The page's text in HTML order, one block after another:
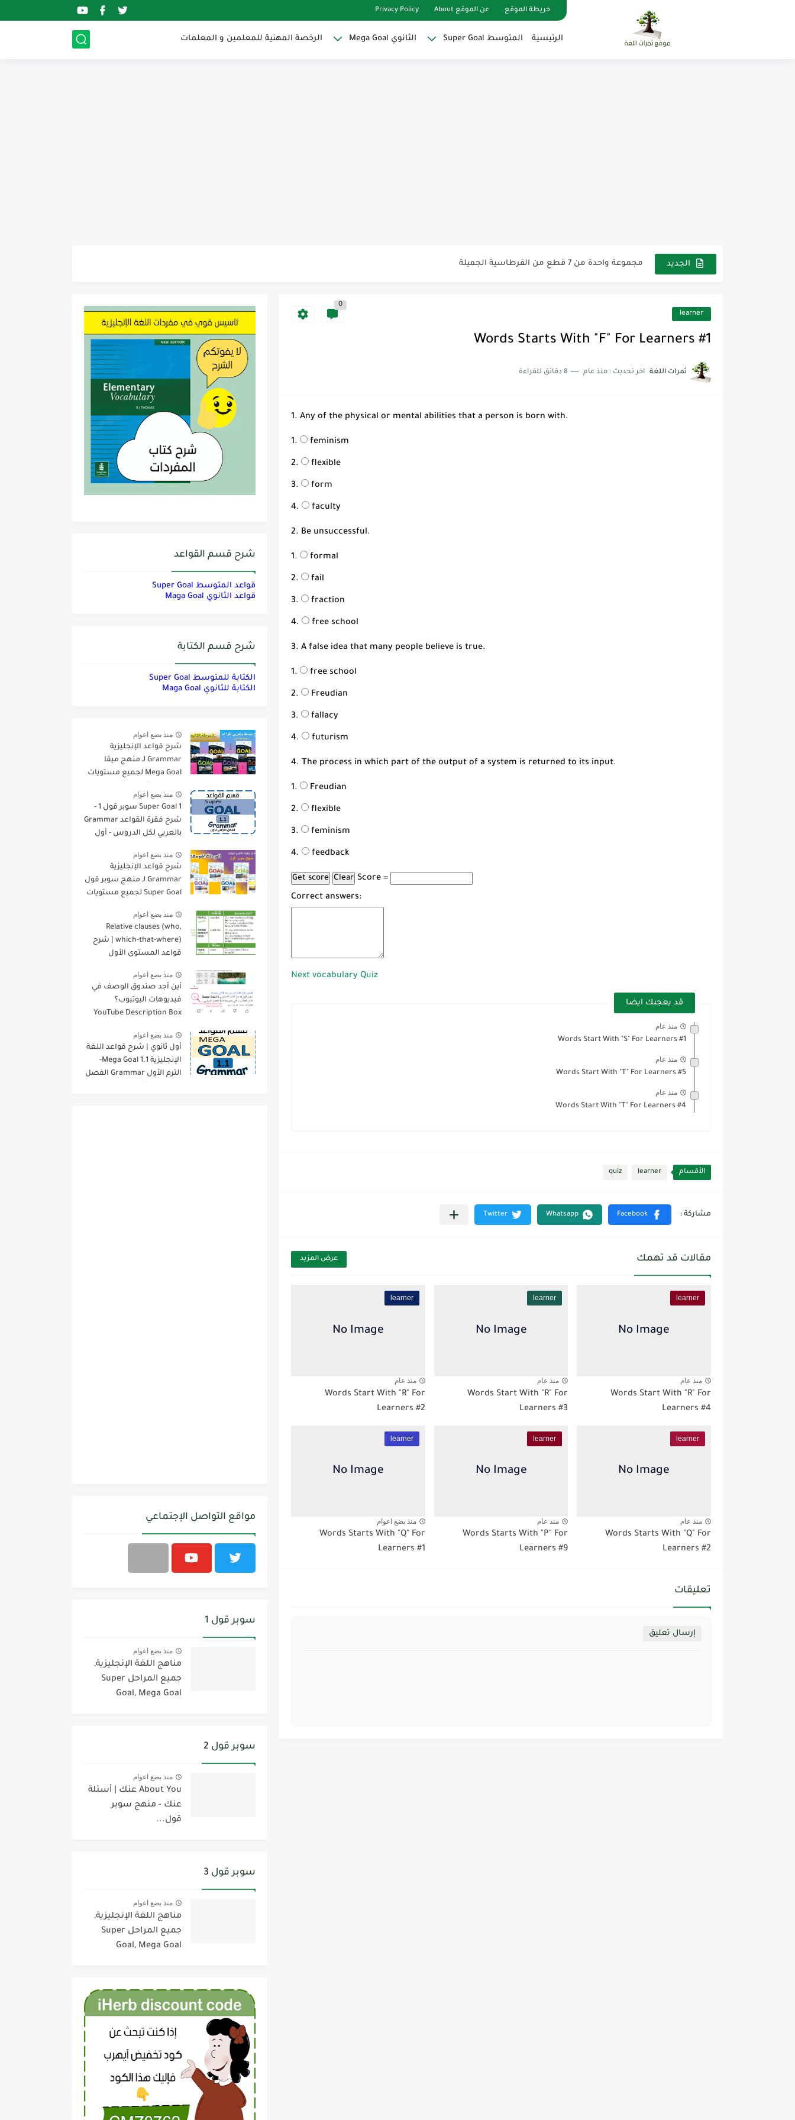
خريطة الموقع عن الموقع About Privacy Policy
الرئيسية المتوسط Super Goal الثانوي Mega Goal الرخصة المهنية للمعلمين و المعلمات
الجديد مجموعة واحدة من 7 قطع من القرطاسية الجميلة
أهمية تعلم قواعد اللغة الإنجليزية | مكونات الجملة في اللغة...
learner
0
Words Starts With "F" For Learners #1
ثمرات اللغة اخر تحديث : منذ عام 8 دقائق للقراءة
1. Any of the physical or mental abilities that a person is born with.
feminism
flexible
form
faculty
2. Be unsuccessful.
formal
fail
fraction
free school
3. A false idea that many people believe is true.
free school
Freudian
fallacy
futurism
4. The process in which part of the output of a system is returned to its input.
Freudian
flexible
feminism
feedback
Score =
Correct answers:
Next vocabulary Quiz
قد يعجبك ايضا
منذ عام
Words Start With "S" For Learners #1
منذ عام
Words Start With "T" For Learners #5
منذ عام
Words Start With "T" For Learners #4
الأقسام learner
quiz
مقالات قد تهمك عرض المزيد
learner
منذ عام
Words Start With "R" For
Learners #4
learner
منذ عام
Words Start With "R" For
Learners #3
learner
منذ عام
Words Start With "R" For
Learners #2
learner
منذ عام
Words Starts With "Q" For
Learners #2
learner
منذ عام
Words Starts With "P" For
Learners #9
learner
منذ بضع اعوام
Words Starts With "Q" For
Learners #1
تعليقات
إرسال تعليق
شرح قسم القواعد
قواعد المتوسط Super Goal
قواعد الثانوي Maga Goal
شرح قسم الكتابة
الكتابة للمتوسط Super Goal
الكتابة للثانوي Maga Goal
منذ بضع اعوام
شرح قواعد الإنجليزية
Grammar لـ منهج ميقا
Mega Goal لجميع مستويات
منذ بضع اعوام
Super Goal 1 سوبر قول 1 -
شرح فقرة القواعد Grammar
بالعربي لكل الدروس - أول
الأول
منذ بضع اعوام
شرح قواعد الإنجليزية
Grammar لـ منهج سوبر قول
Super Goal لجميع مستويات
منذ بضع اعوام
Relative clauses (who,
which-that-where) | شرح
قواعد المستوى الأول
منذ بضع اعوام
أين أجد صندوق الوصف في
فيديوهات اليوتيوب؟
YouTube Description Box
منذ بضع اعوام
أول ثانوي | شرح قواعد اللغة
الإنجليزية 1.1 Mega Goal-
الترم الأول Grammar الفصل
مواقع التواصل الإجتماعي
سوبر قول 1
منذ بضع اعوام
مناهج اللغة الإنجليزية,
جميع المراحل Super
Goal, Mega Goal
سوبر قول 2
منذ بضع اعوام
About You عنك | أسئلة
عنك - منهج سوبر
قول...
سوبر قول 3
منذ بضع اعوام
مناهج اللغة الإنجليزية,
جميع المراحل Super
Goal, Mega Goal